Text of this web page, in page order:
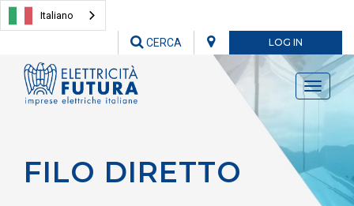
Italiano
LOG IN
CERCA
Toggle
FILO DIRETTO